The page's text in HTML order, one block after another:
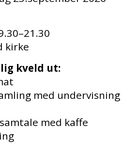
kirke
kveld ut:
med undervisning
med kaffe